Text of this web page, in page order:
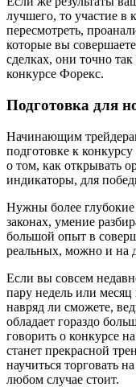
лучшего, то участие в
пересмотреть,
которые вы
сделках, они точно
конкурсе Форекс.
Подготовка для
Начинающим
подготовке к
о том, как открывать
индикаторы, для
Нужны более глубокие
законах, умение
большой опыт в
реальных, можно и на
Если вы совсем
пару недель или месяц
навряд ли сможете,
обладает гораздо
говорить о конкурсе
станет прекрасной
научиться торговать
любом случае стоит.